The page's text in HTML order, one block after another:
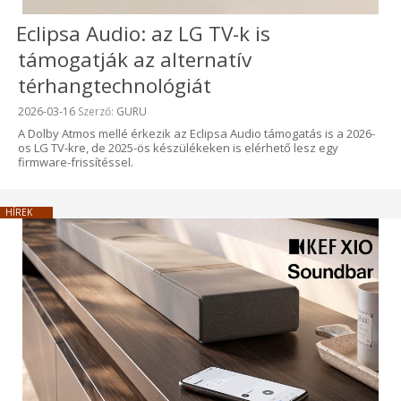
Eclipsa Audio: az LG TV-k is
támogatják az alternatív
térhangtechnológiát
Beküldve:
2026-03-16 Szerző: GURU
A Dolby Atmos mellé érkezik az Eclipsa Audio támogatás is a 2026-
os LG TV-kre, de 2025-ös készülékeken is elérhető lesz egy
firmware-frissítéssel.
HÍREK